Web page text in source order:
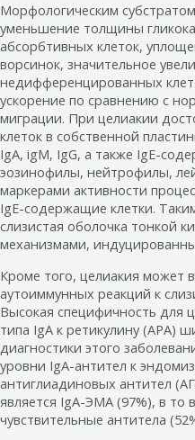
Морфологическим
уменьшение толщины
абсорбтивных клеток,
ворсинок, значительное
недифференцированных
ускорение по сравнению с
миграции. При целиакии
клеток в собственной
IgA, igM, IgG, а также IgЕ-
эозинофилы, нейтрофилы,
маркерами активности
IgЕ-содержащие клетки.
слизистая оболочка тонкой
механизмами,
Кроме того, целиакия может
аутоиммунных реакций к
Высокая специфичность для
типа IgA к ретикулину (АРА)
диагностики этого
уровни IgА-антител к
антиглиадиновых антител
является IgA-ЭМА (97%), в то
чувствительные антитела